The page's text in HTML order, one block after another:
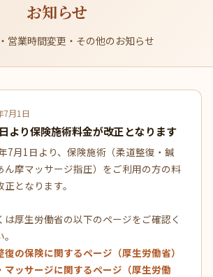
お知らせ
営業時間変更・その他のお知らせ
7月1日
より保険施術料金が改正となります
7月1日より、保険施術（柔道整復・鍼
ん摩マッサージ指圧）をご利用の方の料
正となります。
は厚生労働省の以下のページをご確認く
復の保険に関するページ（厚生労働省）
マッサージに関するページ（厚生労働